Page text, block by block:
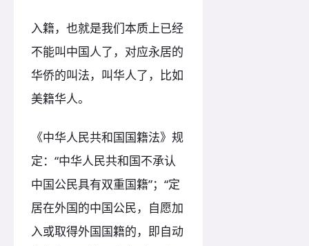
入籍，也就是我们本质上已经
不能叫中国人了，对应永居的
华侨的叫法，叫华人了，比如
美籍华人。
《中华人民共和国国籍法》规
定：“中华人民共和国不承认
中国公民具有双重国籍”；“定
居在外国的中国公民，自愿加
入或取得外国国籍的，即自动